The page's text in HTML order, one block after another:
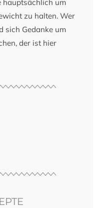
hauptsächlich um
zu halten. Wer
sich Gedanke um
der ist hier